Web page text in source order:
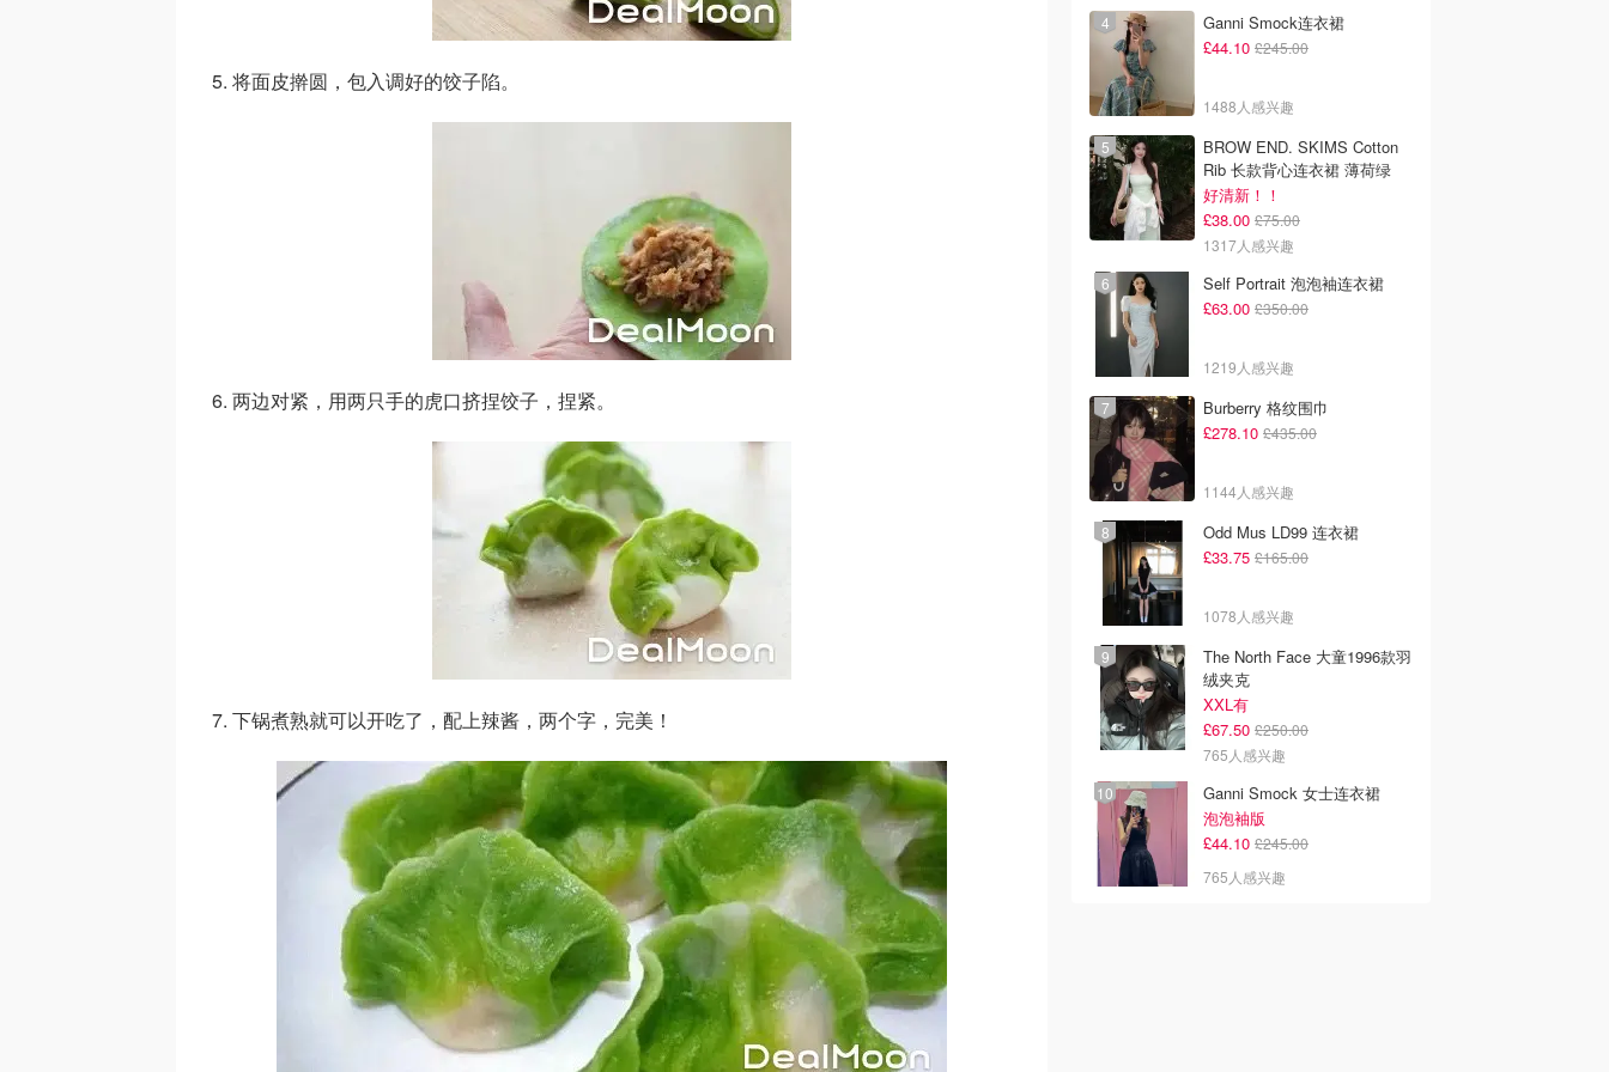
5. 将面皮擀圆，包入调好的饺子陷。
6. 两边对紧，用两只手的虎口挤捏饺子，捏紧。
7. 下锅煮熟就可以开吃了，配上辣酱，两个字，完美！
Ganni Smock连衣裙
£44.10 £245.00
1488人感兴趣
BROW END. SKIMS Cotton
Rib 长款背心连衣裙 薄荷绿
好清新！！
£38.00 £75.00
1317人感兴趣
Self Portrait 泡泡袖连衣裙
£63.00 £350.00
1219人感兴趣
Burberry 格纹围巾
£278.10 £435.00
1144人感兴趣
Odd Mus LD99 连衣裙
£33.75 £165.00
1078人感兴趣
The North Face 大童1996款羽
绒夹克
XXL有
£67.50 £250.00
765人感兴趣
Ganni Smock 女士连衣裙
泡泡袖版
£44.10 £245.00
765人感兴趣